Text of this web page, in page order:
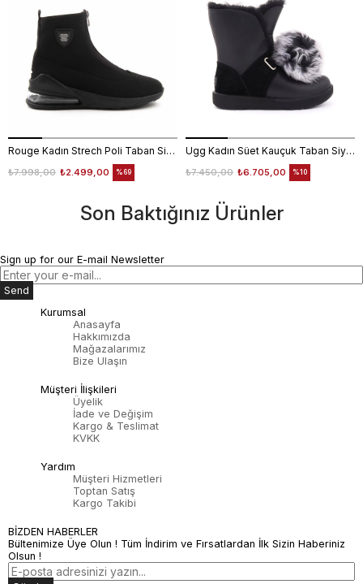
Rouge Kadın Strech Poli Taban Siyah Günlük Bot
₺2.499,00
₺7.998,00 %69
Ugg Kadın Süet Kauçuk Taban Siyah Günlük Bot
₺6.705,00
₺7.450,00 %10
Son Baktığınız Ürünler
Sign up for our E-mail Newsletter
Send
Kurumsal
Anasayfa
Hakkımızda
Mağazalarımız
Bize Ulaşın
Müşteri İlişkileri
Üyelik
İade ve Değişim
Kargo & Teslimat
KVKK
Yardım
Müşteri Hizmetleri
Toptan Satış
Kargo Takibi
BİZDEN HABERLER
Bültenimize Üye Olun ! Tüm İndirim ve Fırsatlardan İlk Sizin Haberiniz
Olsun !